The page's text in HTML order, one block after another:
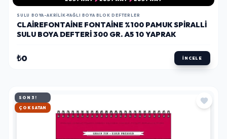
SULU BOYA-AKRILIK-YAĞLI BOYA BLOK DEFTERLER
CLAIREFONTAINE FONTAINE %100 PAMUK SPIRALLI
SULU BOYA DEFTERI 300 GR. A5 10 YAPRAK
₺0 İNCELE
SON 3!
HIZLI KARGO